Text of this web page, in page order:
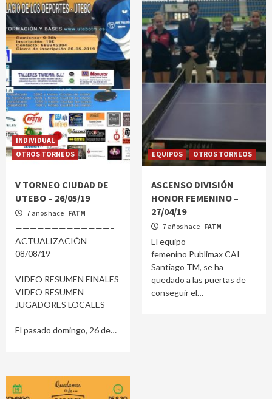
INDIVIDUAL
OTROS TORNEOS
V TORNEO CIUDAD DE
UTEBO – 26/05/19
7 años hace FATM
—————————————–
ACTUALIZACIÓN
08/08/19
———————————————
VIDEO RESUMEN FINALES
VIDEO RESUMEN
JUGADORES LOCALES
El pasado domingo, 26 de
EQUIPOS OTROS TORNEOS
ASCENSO DIVISIÓN
HONOR FEMENINO –
27/04/19
7 años hace FATM
El equipo
femenino Publimax CAI
Santiago TM, se ha
quedado a las puertas de
conseguir el